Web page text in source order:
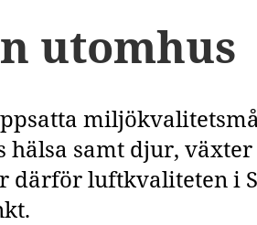
utomhus
hälsa samt djur,
därför luftkvaliteten i